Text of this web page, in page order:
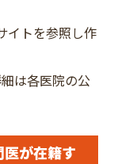
イトを参照し作
は各医院の公
が在籍す